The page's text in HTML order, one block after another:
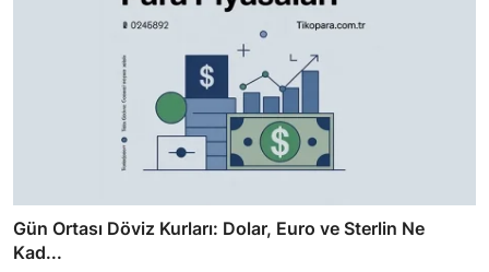
Gün Ortası Döviz Kurları: Dolar, Euro ve Sterlin Ne
Kad...